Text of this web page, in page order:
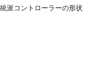
派コントローラーの形状